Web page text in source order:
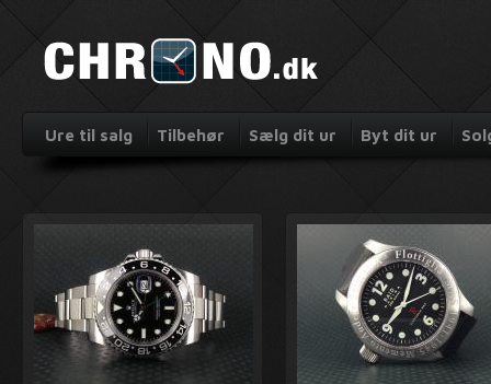
Ure til salg Tilbehør Sælg dit ur Byt dit ur